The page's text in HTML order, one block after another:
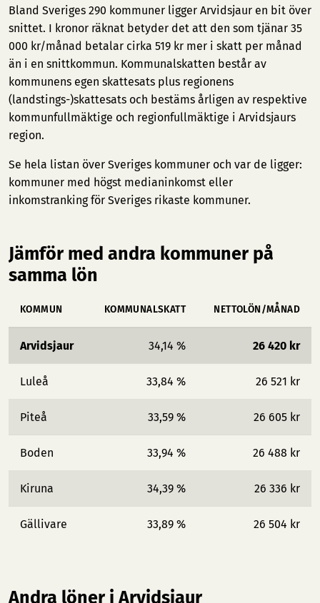
Bland Sveriges 290 kommuner ligger Arvidsjaur en bit över
snittet. I kronor räknat betyder det att den som tjänar 35
000 kr/månad betalar cirka 519 kr mer i skatt per månad
än i en snittkommun. Kommunalskatten består av
kommunens egen skattesats plus regionens
(landstings-)skattesats och bestäms årligen av respektive
kommunfullmäktige och regionfullmäktige i Arvidsjaurs
region.
Se hela listan över Sveriges kommuner och var de ligger:
kommuner med högst medianinkomst eller
inkomstranking för Sveriges rikaste kommuner.
Jämför med andra kommuner på
samma lön
KOMMUN KOMMUNALSKATT NETTOLÖN/MÅNAD
Arvidsjaur 34,14 % 26 420 kr
Luleå 33,84 % 26 521 kr
Piteå 33,59 % 26 605 kr
Boden 33,94 % 26 488 kr
Kiruna 34,39 % 26 336 kr
Gällivare 33,89 % 26 504 kr
Andra löner i Arvidsjaur